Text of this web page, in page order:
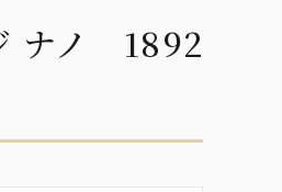
ナノ 1892